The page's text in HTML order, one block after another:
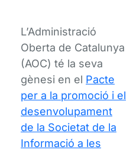
L’Administració
Oberta de Catalunya
(AOC) té la seva
gènesi en el Pacte
per a la promoció i el
desenvolupament
de la Societat de la
Informació a les